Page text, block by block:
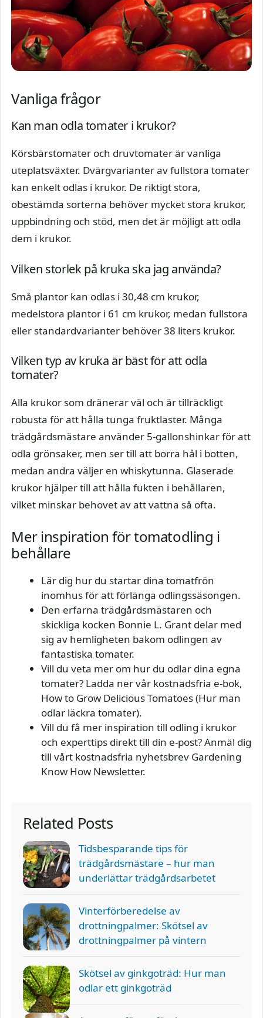
Vanliga frågor
Kan man odla tomater i krukor?
Körsbärstomater och druvtomater är vanliga
uteplatsväxter. Dvärgvarianter av fullstora tomater
kan enkelt odlas i krukor. De riktigt stora,
obestämda sorterna behöver mycket stora krukor,
uppbindning och stöd, men det är möjligt att odla
dem i krukor.
Vilken storlek på kruka ska jag använda?
Små plantor kan odlas i 30,48 cm krukor,
medelstora plantor i 61 cm krukor, medan fullstora
eller standardvarianter behöver 38 liters krukor.
Vilken typ av kruka är bäst för att odla
tomater?
Alla krukor som dränerar väl och är tillräckligt
robusta för att hålla tunga fruktlaster. Många
trädgårdsmästare använder 5-gallonshinkar för att
odla grönsaker, men ser till att borra hål i botten,
medan andra väljer en whiskytunna. Glaserade
krukor hjälper till att hålla fukten i behållaren,
vilket minskar behovet av att vattna så ofta.
Mer inspiration för tomatodling i
behållare
Lär dig hur du startar dina tomatfrön
inomhus för att förlänga odlingssäsongen.
Den erfarna trädgårdsmästaren och
skickliga kocken Bonnie L. Grant delar med
sig av hemligheten bakom odlingen av
fantastiska tomater.
Vill du veta mer om hur du odlar dina egna
tomater? Ladda ner vår kostnadsfria e-bok,
How to Grow Delicious Tomatoes (Hur man
odlar läckra tomater).
Vill du få mer inspiration till odling i krukor
och experttips direkt till din e-post? Anmäl dig
till vårt kostnadsfria nyhetsbrev Gardening
Know How Newsletter.
Related Posts
Tidsbesparande tips för
trädgårdsmästare – hur man
underlättar trädgårdsarbetet
Vinterförberedelse av
drottningpalmer: Skötsel av
drottningpalmer på vintern
Skötsel av ginkgoträd: Hur man
odlar ett ginkgoträd